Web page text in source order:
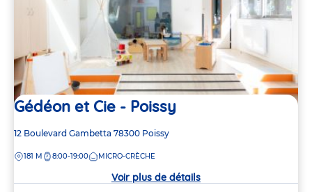
Gédéon et Cie - Poissy
Adresse
la
12 Boulevard Gambetta 78300 Poissy
DISTANCE
181 M 8:00-19:00 MICRO-CRÈCHE
Voir plus de détails